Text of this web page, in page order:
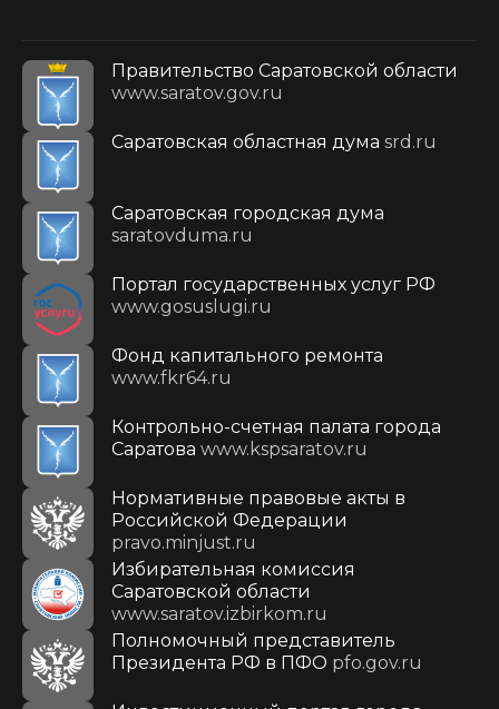
Правительство Саратовской области
www.saratov.gov.ru
Саратовская областная дума srd.ru
Саратовская городская дума
saratovduma.ru
Портал государственных услуг РФ
www.gosuslugi.ru
Фонд капитального ремонта
www.fkr64.ru
Контрольно-счетная палата города
Саратова www.kspsaratov.ru
Нормативные правовые акты в
Российской Федерации
pravo.minjust.ru
Избирательная комиссия
Саратовской области
www.saratov.izbirkom.ru
Полномочный представитель
Президента РФ в ПФО pfo.gov.ru